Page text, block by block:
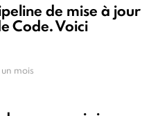
de mise à jour
Code. Voici
mois